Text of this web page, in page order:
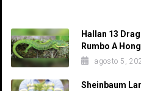
Hallan 13
Rumbo A
agosto 5,
Sheinbaum